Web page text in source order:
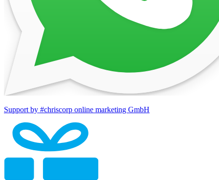
Support by #chriscorp online marketing GmbH